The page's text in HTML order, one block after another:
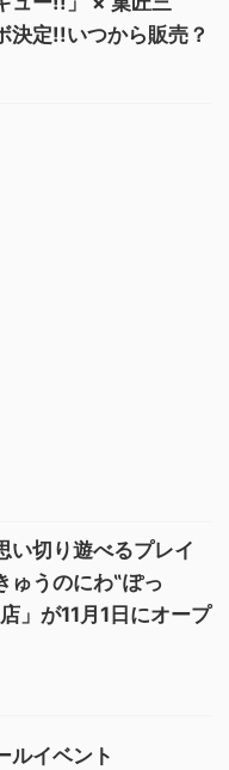
決定!!いつから販売？
い切り遊べるプレイ
ゅうのにわ‟ぽっ
」が11月1日にオープ
ルイベント